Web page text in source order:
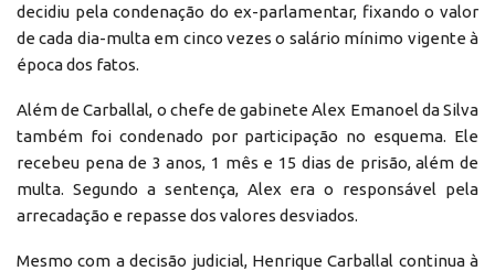
decidiu pela condenação do ex-parlamentar, fixando o valor
de cada dia-multa em cinco vezes o salário mínimo vigente à
época dos fatos.
Além de Carballal, o chefe de gabinete Alex Emanoel da Silva
também foi condenado por participação no esquema. Ele
recebeu pena de 3 anos, 1 mês e 15 dias de prisão, além de
multa. Segundo a sentença, Alex era o responsável pela
arrecadação e repasse dos valores desviados.
Mesmo com a decisão judicial, Henrique Carballal continua à